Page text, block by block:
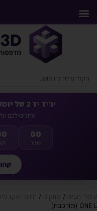
יריד יד 2 של יזמקו תלת מימד מתחיל עכשיו
מחכים לכם
00
שניות
/
/
ONE L (מורכבת)